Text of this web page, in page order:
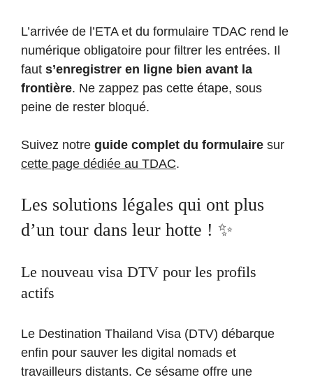
L’arrivée de l’ETA et du formulaire TDAC rend le
numérique obligatoire pour filtrer les entrées. Il
faut s’enregistrer en ligne bien avant la
frontière. Ne zappez pas cette étape, sous
peine de rester bloqué.
Suivez notre guide complet du formulaire sur
cette page dédiée au TDAC.
Les solutions légales qui ont plus
d’un tour dans leur hotte ! ✨
Le nouveau visa DTV pour les profils
actifs
Le Destination Thailand Visa (DTV) débarque
enfin pour sauver les digital nomads et
travailleurs distants. Ce sésame offre une